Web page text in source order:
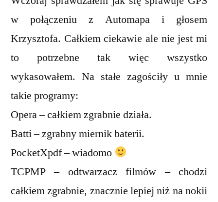
w połączeniu z Automapa i głosem
Krzysztofa. Całkiem ciekawie ale nie jest mi
to potrzebne tak więc wszystko
wykasowałem. Na stałe zagościły u mnie
takie programy:
Opera – całkiem zgrabnie działa.
Batti – zgrabny miernik baterii.
PocketXpdf – wiadomo
TCPMP – odtwarzacz filmów – chodzi
całkiem zgrabnie, znacznie lepiej niż na nokii